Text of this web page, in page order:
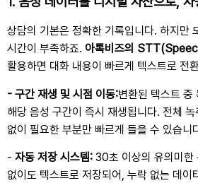
상담의 기본은 정확한 기록입니다. 하지만
시간이 부족하죠. 아톡비즈의
활용하면 대화 내용이 빠르게 텍스트로 전
- 구간 재생 및 시점 이동:변환된 텍스트 중
해당 음성 구간이 즉시 재생됩니다. 전체 녹
없이 필요한 부분만 빠르게 들을 수 있습니
- 자동 저장 시스템: 30초 이상의 유의미한
없이도 텍스트로 저장되어 , 누락 없는 데이